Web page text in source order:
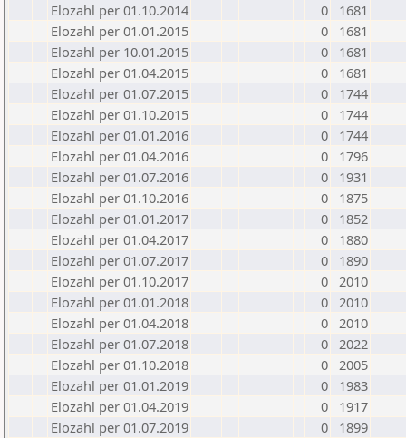
Elozahl per 01.10.2014
0
1681
Elozahl per 01.01.2015
0
1681
Elozahl per 10.01.2015
0
1681
Elozahl per 01.04.2015
0
1681
Elozahl per 01.07.2015
0
1744
Elozahl per 01.10.2015
0
1744
Elozahl per 01.01.2016
0
1744
Elozahl per 01.04.2016
0
1796
Elozahl per 01.07.2016
0
1931
Elozahl per 01.10.2016
0
1875
Elozahl per 01.01.2017
0
1852
Elozahl per 01.04.2017
0
1880
Elozahl per 01.07.2017
0
1890
Elozahl per 01.10.2017
0 2010
Elozahl per 01.01.2018
0 2010
Elozahl per 01.04.2018
0 2010
Elozahl per 01.07.2018
0 2022
Elozahl per 01.10.2018
0 2005
Elozahl per 01.01.2019
0
1983
Elozahl per 01.04.2019
0
1917
Elozahl per 01.07.2019
0
1899